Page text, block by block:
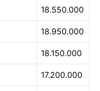
18.550.000
18.950.000
18.150.000
17.200.000